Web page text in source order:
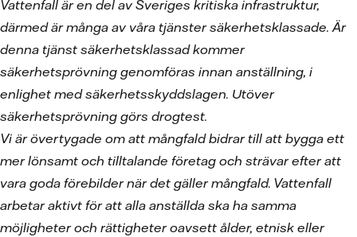
Vattenfall är en del av Sveriges kritiska infrastruktur,
därmed är många av våra tjänster säkerhetsklassade. Är
denna tjänst säkerhetsklassad kommer
säkerhetsprövning genomföras innan anställning, i
enlighet med säkerhetsskyddslagen. Utöver
säkerhetsprövning görs drogtest.
Vi är övertygade om att mångfald bidrar till att bygga ett
mer lönsamt och tilltalande företag och strävar efter att
vara goda förebilder när det gäller mångfald. Vattenfall
arbetar aktivt för att alla anställda ska ha samma
möjligheter och rättigheter oavsett ålder, etnisk eller